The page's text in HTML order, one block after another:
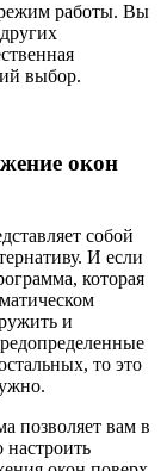
работы. Вы
выбор.
окон
собой
И если
которая
и
то это
позволяет вам в